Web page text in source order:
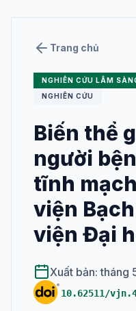
Liên hệ
XUẤT BẢN
Số hiện tại
Tất cả các số
HƯỚNG DẪN SỬ DỤNG
Dành cho phản
Hướng dẫn viết
Trang chủ
NGHIÊN CỨU LÂM
NGHIÊN CỨU
Biến thể
người
tĩnh
viện
viện Đại
Xuất bản: tháng
10.62511/